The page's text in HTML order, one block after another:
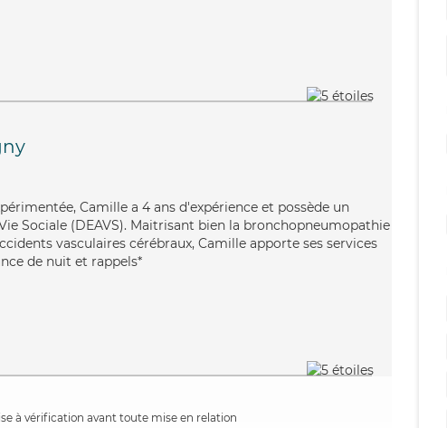
Camille a 4 ans d'expérience et possède un
Sociale (DEAVS). Maitrisant bien la bronchopneumopathie
vasculaires cérébraux, Camille apporte ses services
de nuit et rappels*
à vérification avant toute mise en relation